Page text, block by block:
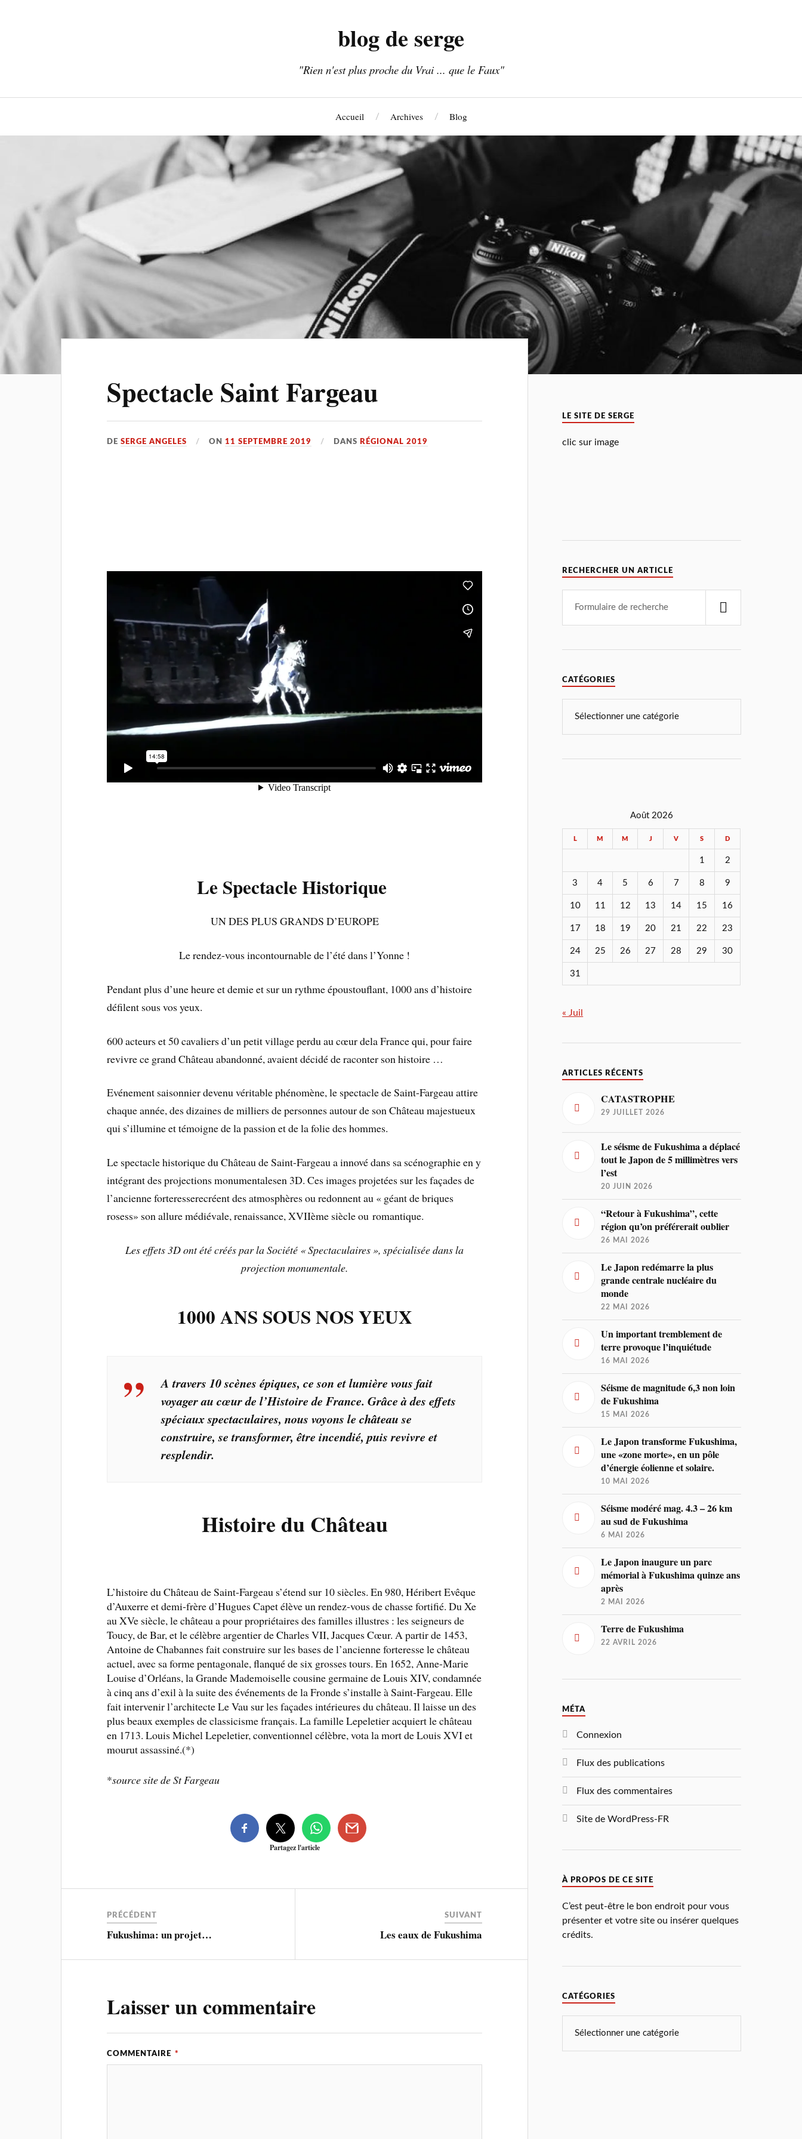
blog de serge
"Rien n'est plus proche du Vrai ... que le Faux"
Accueil Archives Blog
Spectacle Saint Fargeau
DESERGE ANGELES ON11 SEPTEMBRE 2019 DANS RÉGIONAL 2019
Le Spectacle Historique
UN DES PLUS GRANDS D’EUROPE
Le rendez-vous incontournable de l’été dans l’Yonne !
Pendant plus d’une heure et demie et sur un rythme époustouflant, 1000 ans d’histoire
défilent sous vos yeux.
600 acteurs et 50 cavaliers d’un petit village perdu au cœur dela France qui, pour faire
revivre ce grand Château abandonné, avaient décidé de raconter son histoire …
Evénement saisonnier devenu véritable phénomène, le spectacle de Saint-Fargeau attire
chaque année, des dizaines de milliers de personnes autour de son Château majestueux
qui s’illumine et témoigne de la passion et de la folie des hommes.
Le spectacle historique du Château de Saint-Fargeau a innové dans sa scénographie en y
intégrant des projections monumentalesen 3D. Ces images projetées sur les façades de
l’ancienne forteresserecréent des atmosphères ou redonnent au « géant de briques
rosess» son allure médiévale, renaissance, XVIIème siècle ou romantique.
Les effets 3D ont été créés par la Société « Spectaculaires », spécialisée dans la
projection monumentale.
1000 ANS SOUS NOS YEUX
A travers 10 scènes épiques, ce son et lumière vous fait
voyager au cœur de l’Histoire de France.Grâce à des effets
spéciaux spectaculaires, nous voyons le château se
construire, se transformer, être incendié, puis revivre et
resplendir.
Histoire du Château
L’histoire du Château de Saint-Fargeau s’étend sur 10 siècles. En 980, Héribert Evêque
d’Auxerre et demi-frère d’Hugues Capet élève un rendez-vous de chasse fortifié. Du Xe
au XVe siècle, le château a pour propriétaires des familles illustres : les seigneurs de
Toucy, de Bar, et le célèbre argentier de Charles VII, Jacques Cœur. A partir de 1453,
Antoine de Chabannes fait construire sur les bases de l’ancienne forteresse le château
actuel, avec sa forme pentagonale, flanqué de six grosses tours. En 1652, Anne-Marie
Louise d’Orléans, la Grande Mademoiselle cousine germaine de Louis XIV, condamnée
à cinq ans d’exil à la suite des événements de la Fronde s’installe à Saint-Fargeau. Elle
fait intervenir l’architecte Le Vau sur les façades intérieures du château. Il laisse un des
plus beaux exemples de classicisme français. La famille Lepeletier acquiert le château
en 1713. Louis Michel Lepeletier, conventionnel célèbre, vota la mort de Louis XVI et
mourut assassiné.(*)
*source site de St Fargeau
Partagez l'article
PRÉCÉDENT
Fukushima: un projet…
SUIVANT
Les eaux de Fukushima
Laisser un commentaire
COMMENTAIRE *
LE SITE DE SERGE
clic sur image
RECHERCHER UN ARTICLE
CATÉGORIES
Août 2026
L M M J V S D
1 2
3 4 5 6 7 8 9
10 11 12 13 14 15 16
17 18 19 20 21 22 23
24 25 26 27 28 29 30
31
« Juil
ARTICLES RÉCENTS
CATASTROPHE
29 JUILLET 2026
Le séisme de Fukushima a déplacé
tout le Japon de 5 millimètres vers
l’est
20 JUIN 2026
“Retour à Fukushima”, cette
région qu’on préférerait oublier
26 MAI 2026
Le Japon redémarre la plus
grande centrale nucléaire du
monde
22 MAI 2026
Un important tremblement de
terre provoque l’inquiétude
16 MAI 2026
Séisme de magnitude 6,3 non loin
de Fukushima
15 MAI 2026
Le Japon transforme Fukushima,
une «zone morte», en un pôle
d’énergie éolienne et solaire.
10 MAI 2026
Séisme modéré mag. 4.3 – 26 km
au sud de Fukushima
6 MAI 2026
Le Japon inaugure un parc
mémorial à Fukushima quinze ans
après
2 MAI 2026
Terre de Fukushima
22 AVRIL 2026
MÉTA
Connexion
Flux des publications
Flux des commentaires
Site de WordPress-FR
À PROPOS DE CE SITE
C’est peut-être le bon endroit pour vous
présenter et votre site ou insérer quelques
crédits.
CATÉGORIES